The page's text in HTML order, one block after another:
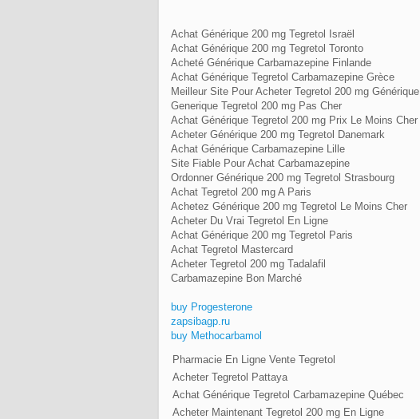
Achat Générique 200 mg Tegretol Israël
Achat Générique 200 mg Tegretol Toronto
Acheté Générique Carbamazepine Finlande
Achat Générique Tegretol Carbamazepine Grèce
Meilleur Site Pour Acheter Tegretol 200 mg Générique
Generique Tegretol 200 mg Pas Cher
Achat Générique Tegretol 200 mg Prix Le Moins Cher
Acheter Générique 200 mg Tegretol Danemark
Achat Générique Carbamazepine Lille
Site Fiable Pour Achat Carbamazepine
Ordonner Générique 200 mg Tegretol Strasbourg
Achat Tegretol 200 mg A Paris
Achetez Générique 200 mg Tegretol Le Moins Cher
Acheter Du Vrai Tegretol En Ligne
Achat Générique 200 mg Tegretol Paris
Achat Tegretol Mastercard
Acheter Tegretol 200 mg Tadalafil
Carbamazepine Bon Marché
buy Progesterone
zapsibagp.ru
buy Methocarbamol
Pharmacie En Ligne Vente Tegretol
Acheter Tegretol Pattaya
Achat Générique Tegretol Carbamazepine Québec
Acheter Maintenant Tegretol 200 mg En Ligne